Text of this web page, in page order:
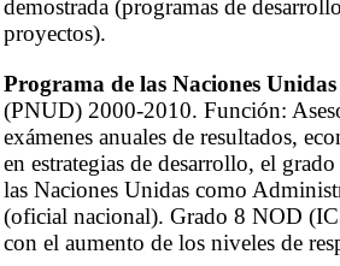
demostrada (programas de
proyectos).
Programa de las Naciones
(PNUD) 2000-2010. Función:
exámenes anuales de resultados,
en estrategias de desarrollo, el
las Naciones Unidas como
(oficial nacional). Grado 8 NOD
con el aumento de los niveles de